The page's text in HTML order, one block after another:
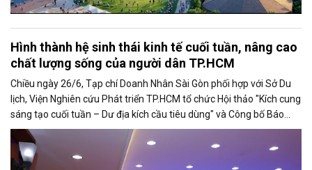
Hình thành hệ sinh thái kinh tế cuối tuần, nâng cao
chất lượng sống của người dân TP.HCM
Chiều ngày 26/6, Tạp chí Doanh Nhân Sài Gòn phối hợp với Sở Du
lịch, Viện Nghiên cứu Phát triển TP.HCM tổ chức Hội thảo "Kích cung
sáng tạo cuối tuần – Dư địa kích cầu tiêu dùng" và Công bố Báo
cáo năng lực phát triển doanh nghiệp TP.HCM năm 2025. Trân
trọng giới thiệu phát biểu của ông Nguyễn Ngọc Hồi - Phó Giám đốc
Sở Văn hoá - Thể thao TP.HCM tại Hội thảo.